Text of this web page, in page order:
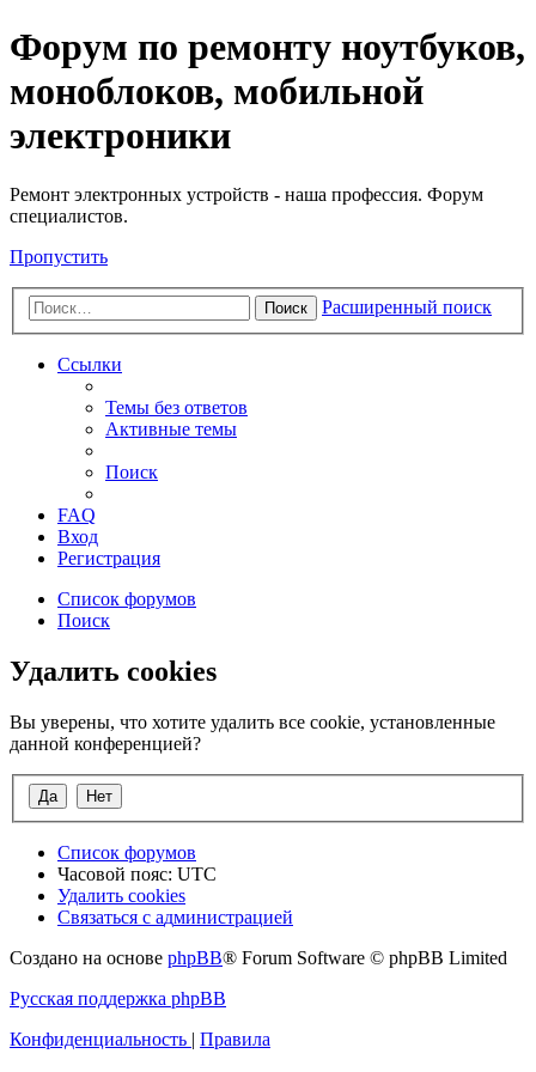
Регистрация
Форум по ремонту ноутбуков,
моноблоков, мобильной
электроники
Ремонт электронных устройств - наша профессия. Форум
специалистов.
Пропустить
Поиск Расширенный поиск
Ссылки
Темы без ответов
Активные темы
Поиск
FAQ
Вход
Регистрация
Список форумов
Поиск
Удалить cookies
Вы уверены, что хотите удалить все cookie, установленные
данной конференцией?
Список форумов
Часовой пояс: UTC
Удалить cookies
Связаться
администрацией
Связаться с администрацией
Создано на основе phpBB® Forum Software © phpBB Limited
Русская поддержка phpBB
Конфиденциальность | Правила